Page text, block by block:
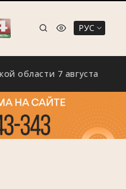
РУС
7 августа